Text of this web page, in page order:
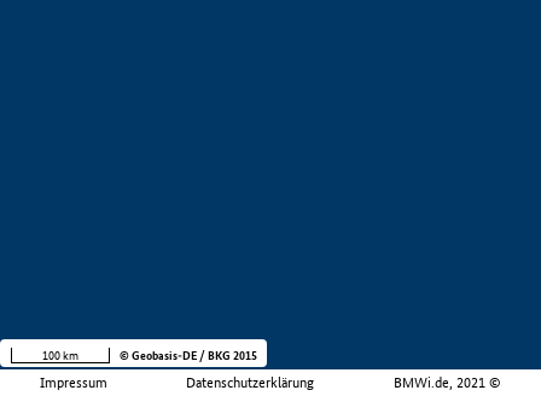
Impressum Datenschutzerklärung BMWi.de, 2021 ©
100 km © Geobasis-DE / BKG 2015